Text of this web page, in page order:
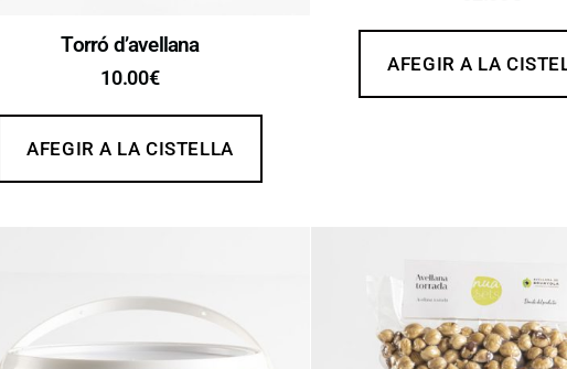
Torró d’avellana
10.00€
AFEGIR A LA CISTELLA
AFEGIR A LA